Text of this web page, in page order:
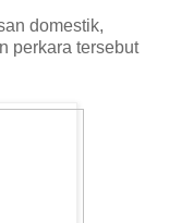
domestik,
perkara tersebut